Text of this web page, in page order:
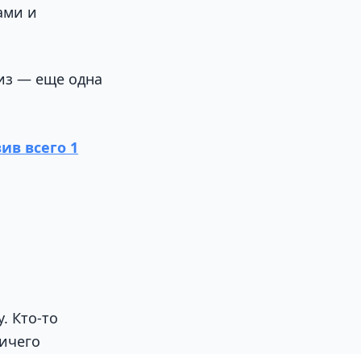
и
— еще одна
всего 1
Кто-то